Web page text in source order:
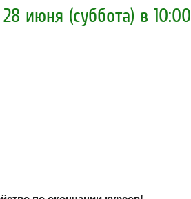
июня (суббота) в 10:00